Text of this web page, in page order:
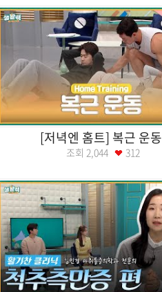
[저녁엔 홈트] 복근 운동
조회 2,044 312